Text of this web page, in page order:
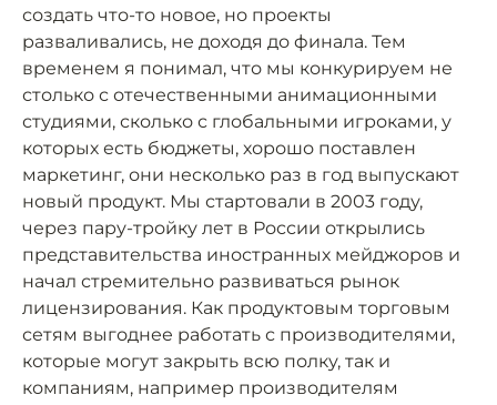
создать что-то новое, но проекты
разваливались, не доходя до финала. Тем
временем я понимал, что мы конкурируем не
столько с отечественными анимационными
студиями, сколько с глобальными игроками, у
которых есть бюджеты, хорошо поставлен
маркетинг, они несколько раз в год выпускают
новый продукт. Мы стартовали в 2003 году,
через пару-тройку лет в России открылись
представительства иностранных мейджоров и
начал стремительно развиваться рынок
лицензирования. Как продуктовым торговым
сетям выгоднее работать с производителями,
которые могут закрыть всю полку, так и
компаниям, например производителям